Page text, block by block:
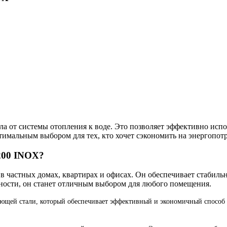
от системы отопления к воде. Это позволяет эффективно
выбором для тех, кто хочет сэкономить на
INOX?
домах, квартирах и офисах. Он обеспечивает
он станет отличным выбором для любого помещения.
стали, который обеспечивает эффективный и экономичный